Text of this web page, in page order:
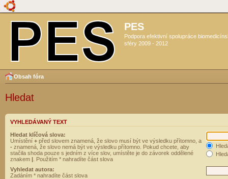
PES
Podpora efektivní spolupráce
sféry 2009 - 2012
Obsah fóra
Hledat
VYHLEDÁVANÝ TEXT
Hledat klíčová slova:
Umístění + před slovem znamená, že slovo musí být ve výsledku přítomno, a
- znamená, že slovo nemá být ve výsledku přítomno. Pokud chcete, aby
stačila shoda pouze s jedním z více slov, umístěte je do závorek oddělené
znakem | . Použitím * nahradíte část slova
Vyhledat autora:
Zadáním * nahradíte část slova